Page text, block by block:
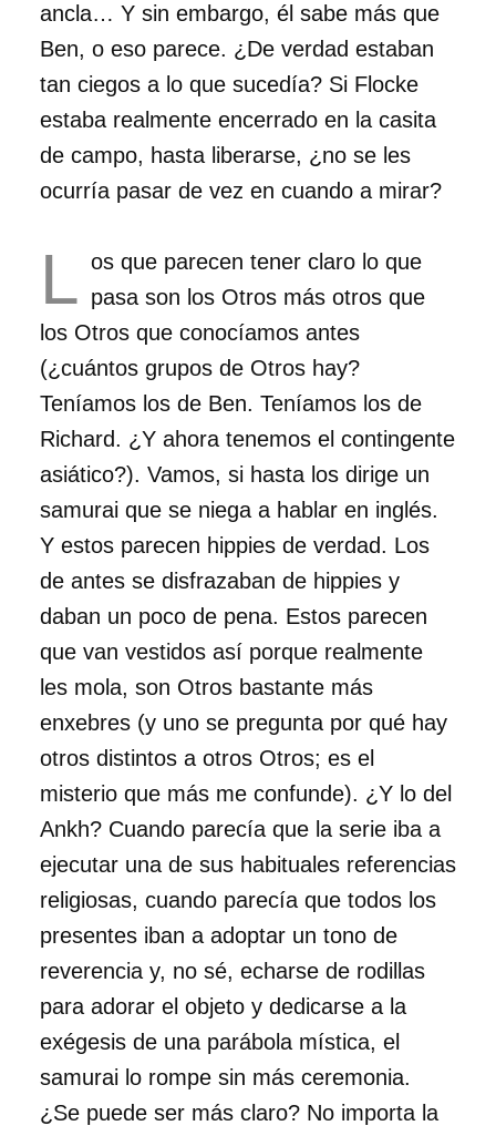
ancla… Y sin embargo, él sabe más que
Ben, o eso parece. ¿De verdad estaban
tan ciegos a lo que sucedía? Si Flocke
estaba realmente encerrado en la casita
de campo, hasta liberarse, ¿no se les
ocurría pasar de vez en cuando a mirar?
L os que parecen tener claro lo que
pasa son los Otros más otros que
los Otros que conocíamos antes
(¿cuántos grupos de Otros hay?
Teníamos los de Ben. Teníamos los de
Richard. ¿Y ahora tenemos el contingente
asiático?). Vamos, si hasta los dirige un
samurai que se niega a hablar en inglés.
Y estos parecen hippies de verdad. Los
de antes se disfrazaban de hippies y
daban un poco de pena. Estos parecen
que van vestidos así porque realmente
les mola, son Otros bastante más
enxebres (y uno se pregunta por qué hay
otros distintos a otros Otros; es el
misterio que más me confunde). ¿Y lo del
Ankh? Cuando parecía que la serie iba a
ejecutar una de sus habituales referencias
religiosas, cuando parecía que todos los
presentes iban a adoptar un tono de
reverencia y, no sé, echarse de rodillas
para adorar el objeto y dedicarse a la
exégesis de una parábola mística, el
samurai lo rompe sin más ceremonia.
¿Se puede ser más claro? No importa la